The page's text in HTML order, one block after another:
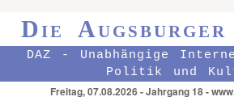
Die
DAZ - Unabhängige
Politik und
Freitag, 07.08.2026 - Jahrgang 18 -